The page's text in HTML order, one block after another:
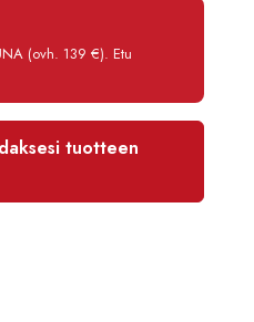
€
(ovh. 139 €). Etu
tuotteen